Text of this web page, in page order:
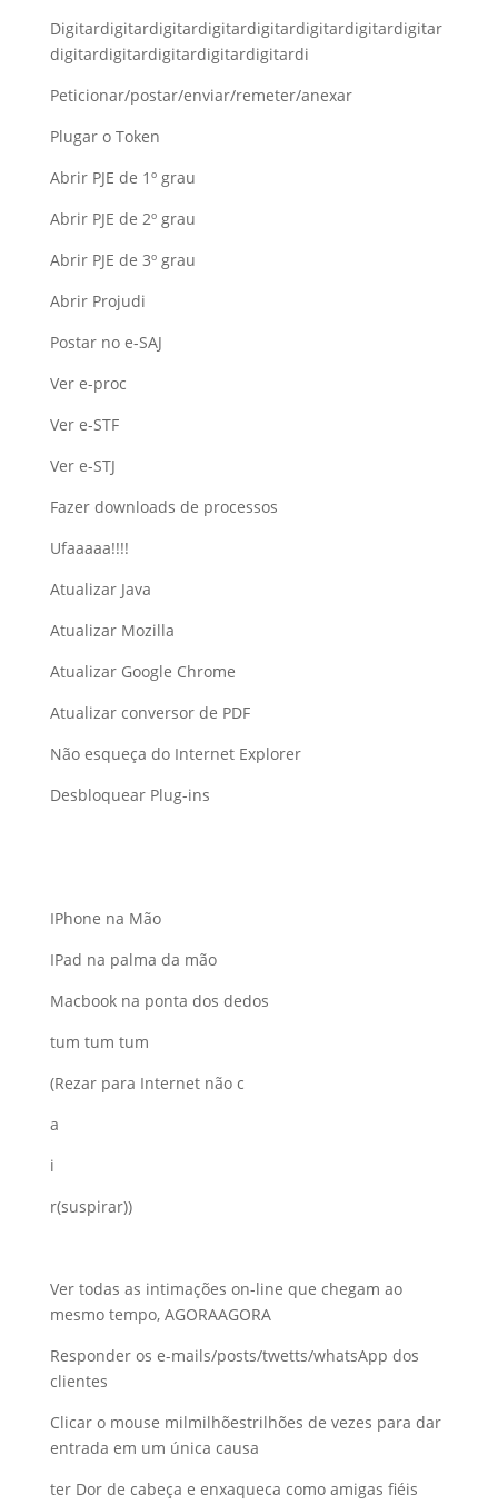
Digitardigitardigitardigitardigitardigitardigitardigitar
digitardigitardigitardigitardigitardi
Peticionar/postar/enviar/remeter/anexar
Plugar o Token
Abrir PJE de 1º grau
Abrir PJE de 2º grau
Abrir PJE de 3º grau
Abrir Projudi
Postar no e-SAJ
Ver e-proc
Ver e-STF
Ver e-STJ
Fazer downloads de processos
Ufaaaaa!!!!
Atualizar Java
Atualizar Mozilla
Atualizar Google Chrome
Atualizar conversor de PDF
Não esqueça do Internet Explorer
Desbloquear Plug-ins
IPhone na Mão
IPad na palma da mão
Macbook na ponta dos dedos
tum tum tum
(Rezar para Internet não c
a
i
r(suspirar))
Ver todas as intimações on-line que chegam ao
mesmo tempo, AGORAAGORA
Responder os e-mails/posts/twetts/whatsApp dos
clientes
Clicar o mouse milmilhõestrilhões de vezes para dar
entrada em um única causa
ter Dor de cabeça e enxaqueca como amigas fiéis